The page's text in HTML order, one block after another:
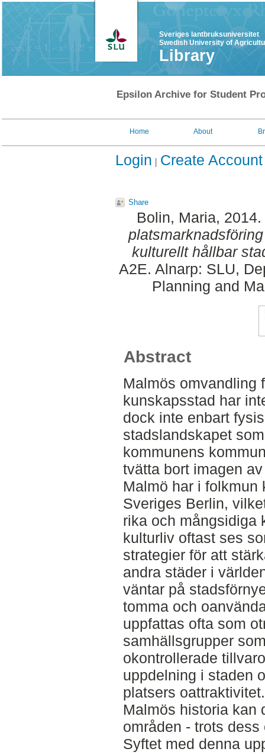
Sveriges lantbruksuniversitet
Swedish University of
Library
Epsilon Archive for Student
Home About
Login Create Account
Share
Bolin, Maria, 2014.
kulturellt hållbar
A2E. Alnarp: SLU,
Planning and
Abstract
Malmös omvandling
kunskapsstad har
dock inte enbart
stadslandskapet
kommunens
tvätta bort imagen
Malmö har i folkmun
Sveriges Berlin,
rika och mångsidiga
kulturliv oftast ses
strategier för att
andra städer i
väntar på
tomma och
uppfattas ofta som
samhällsgrupper
okontrollerade
uppdelning i staden
platsers
Malmös historia kan
områden - trots
Syftet med denna